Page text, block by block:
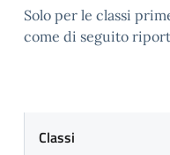
Solo per le classi
come di seguito
Classi